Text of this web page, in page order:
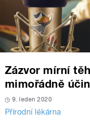
Zázvor mírní
mimořádně
9. leden 2020
Přírodní lékárna